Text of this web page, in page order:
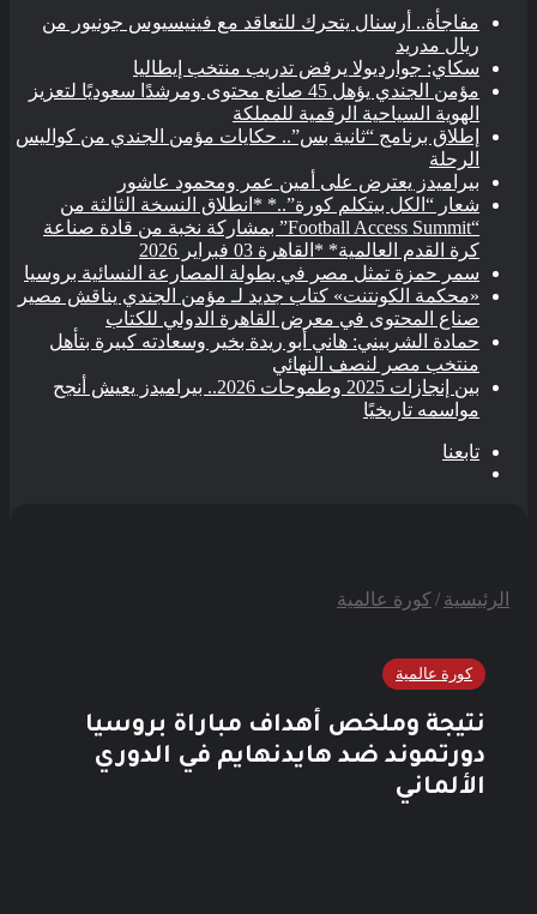
مفاجأة.. أرسنال يتحرك للتعاقد مع فينيسيوس جونيور من
ريال مدريد
سكاي: جوارديولا يرفض تدريب منتخب إيطاليا
مؤمن الجندي يؤهل 45 صانع محتوى ومرشدًا سعوديًا لتعزيز
الهوية السياحية الرقمية للمملكة
إطلاق برنامج “ثانية بس”.. حكايات مؤمن الجندي من كواليس
الرحلة
بيراميدز يعترض على أمين عمر ومحمود عاشور
شعار “الكل بيتكلم كورة”..* *انطلاق النسخة الثالثة من
“Football Access Summit” بمشاركة نخبة من قادة صناعة
كرة القدم العالمية* *القاهرة 03 فبراير 2026
سمر حمزة تمثل مصر في بطولة المصارعة النسائية بروسيا
«محكمة الكونتنت» كتاب جديد لـ مؤمن الجندي يناقش مصير
صناع المحتوى في معرض القاهرة الدولي للكتاب
حمادة الشربيني: هاني أبو ريدة بخير وسعادته كبيرة بتأهل
منتخب مصر لنصف النهائي
بين إنجازات 2025 وطموحات 2026.. بيراميدز يعيش أنجح
مواسمه تاريخيًا
تابعنا
الرئيسية / كورة عالمية
كورة عالمية
نتيجة وملخص أهداف مباراة بروسيا
دورتموند ضد هايدنهايم في الدوري
الألماني